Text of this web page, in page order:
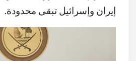
إيران وإسرائيل تبقى محدودة.